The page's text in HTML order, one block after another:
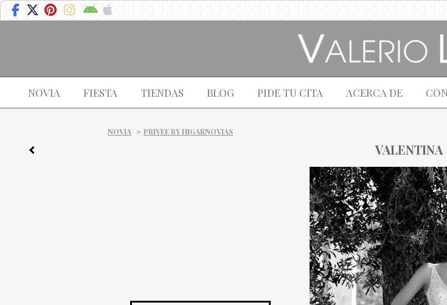
NOVIA FIESTA TIENDAS BLOG PIDE TU CITA ACERCA DE
NOVIA > PRIVEE BY HIGARNOVIAS
VALENTINA